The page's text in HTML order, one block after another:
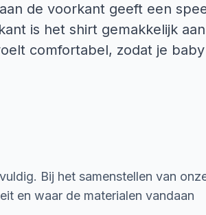
de voorkant geeft een
is het shirt gemakkelijk
comfortabel, zodat je
Bij het samenstellen van
en waar de materialen vandaan